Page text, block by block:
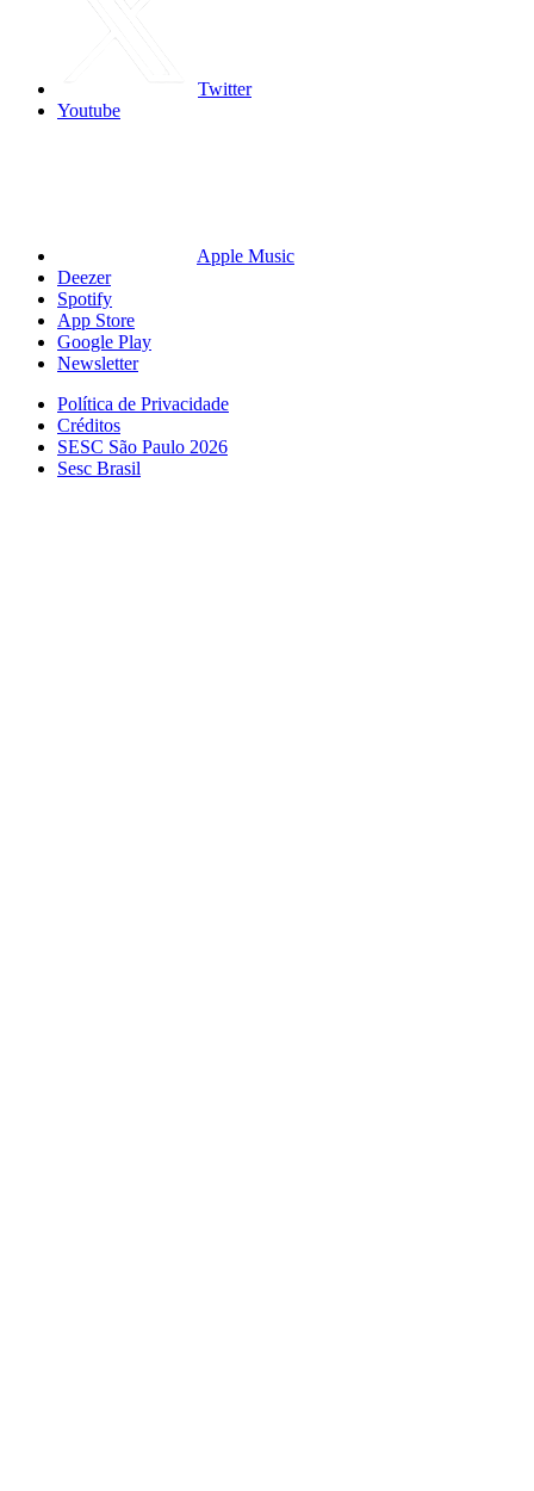
Twitter
Youtube
Apple Music
Deezer
Spotify
App Store
Google Play
Newsletter
Política de Privacidade
Créditos
SESC São Paulo 2026
Sesc Brasil